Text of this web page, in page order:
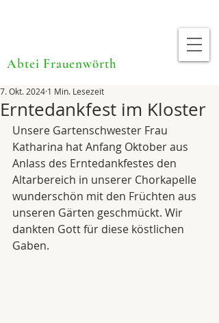
Abtei Frauenwörth
Erntedankfest im Kloster
7. Okt. 2024 1 Min. Lesezeit
Unsere Gartenschwester Frau
Katharina hat Anfang Oktober aus
Anlass des Erntedankfestes den
Altarbereich in unserer Chorkapelle
wunderschön mit den Früchten aus
unseren Gärten geschmückt. Wir
dankten Gott für diese köstlichen
Gaben.